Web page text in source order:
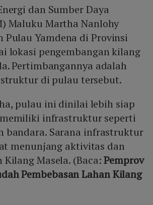
dan Sumber Daya
Maluku Martha Nanlohy
Pulau Yamdena di Provinsi
lokasi pengembangan kilang
Pertimbangannya adalah
di pulau tersebut.
pulau ini dinilai lebih siap
infrastruktur seperti
bandara. Sarana infrastruktur
menunjang aktivitas dan
Kilang Masela. (Baca:Pemprov
Pembebasan Lahan Kilang